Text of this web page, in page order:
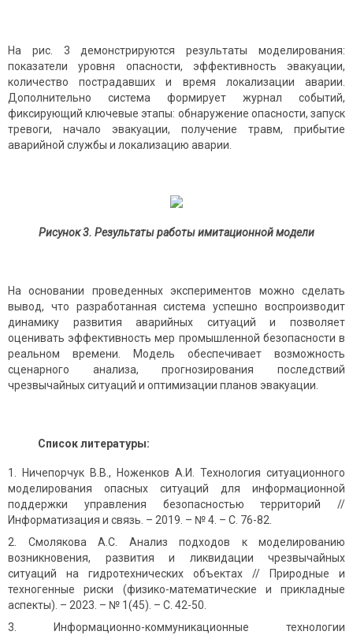
На рис. 3 демонстрируются результаты моделирования:
показатели уровня опасности, эффективность эвакуации,
количество пострадавших и время локализации аварии.
Дополнительно система формирует журнал событий,
фиксирующий ключевые этапы: обнаружение опасности, запуск
тревоги, начало эвакуации, получение травм, прибытие
аварийной службы и локализацию аварии.
Рисунок 3. Результаты работы имитационной модели
На основании проведенных экспериментов можно сделать
вывод, что разработанная система успешно воспроизводит
динамику развития аварийных ситуаций и позволяет
оценивать эффективность мер промышленной безопасности в
реальном времени. Модель обеспечивает возможность
сценарного анализа, прогнозирования последствий
чрезвычайных ситуаций и оптимизации планов эвакуации.
Список литературы:
Ничепорчук В.В., Ноженков А.И. Технология ситуационного
моделирования опасных ситуаций для информационной
поддержки управления безопасностью территорий //
Информатизация и связь. – 2019. – № 4. – С. 76-82.
Смолякова А.С. Анализ подходов к моделированию
возникновения, развития и ликвидации чрезвычайных
ситуаций на гидротехнических объектах // Природные и
техногенные риски (физико-математические и прикладные
аспекты). – 2023. – № 1(45). – С. 42-50.
Информационно-коммуникационные технологии